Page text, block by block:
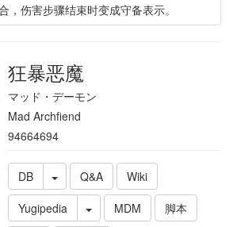
伤害步骤结束时变成守备表示。
狂暴恶魔
マッド・デーモン
Mad Archfiend
94664694
DB Q&A
Wiki
Yugipedia
MDM
脚本